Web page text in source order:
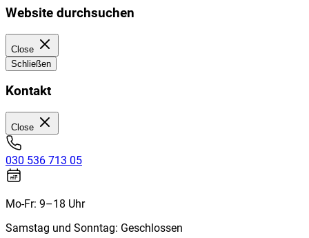
Website durchsuchen
Close
Schließen
Kontakt
Close
030 536 713 05
Mo-Fr: 9–18 Uhr
Samstag und Sonntag: Geschlossen